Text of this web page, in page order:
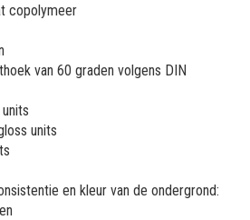
copolymeer
van 60 graden volgens DIN
units
en kleur van de ondergrond: